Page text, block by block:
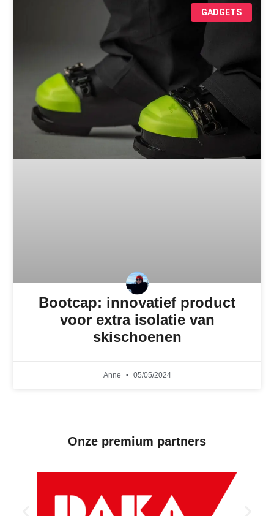
GADGETS
Bootcap: innovatief product
voor extra isolatie van
skischoenen
Anne 05/05/2024
Onze premium partners